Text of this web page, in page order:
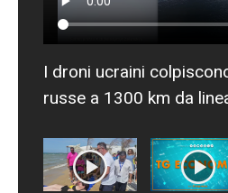
I droni ucraini
russe a 1300 km da